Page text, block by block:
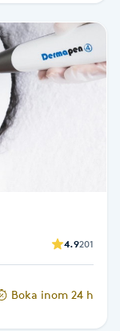
4.9201
Boka inom 24 h